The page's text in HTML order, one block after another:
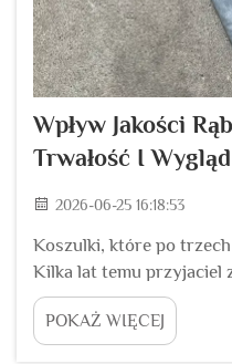
Wpływ Jakości
Trwałość I
2026-06-25 16:18:53
Koszulki, które po
Kilka lat temu przyjaciel
streetwearową.
świetnie zaraz po
przyjemną fakturę.
POKAŻ WIĘCEJ